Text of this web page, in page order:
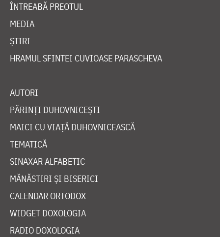
ÎNTREABĂ PREOTUL
MEDIA
ȘTIRI
HRAMUL SFINTEI CUVIOASE PARASCHEVA
AUTORI
PĂRINȚI DUHOVNICEȘTI
MAICI CU VIAȚĂ DUHOVNICEASCĂ
TEMATICĂ
SINAXAR ALFABETIC
MĂNĂSTIRI ȘI BISERICI
CALENDAR ORTODOX
WIDGET DOXOLOGIA
RADIO DOXOLOGIA